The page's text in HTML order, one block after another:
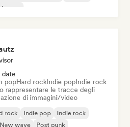
date
popHard rockIndie popIndie rock
rappresentare le tracce degli
di immagini/video
rock Indie pop
Indie rock
New wave
Post punk